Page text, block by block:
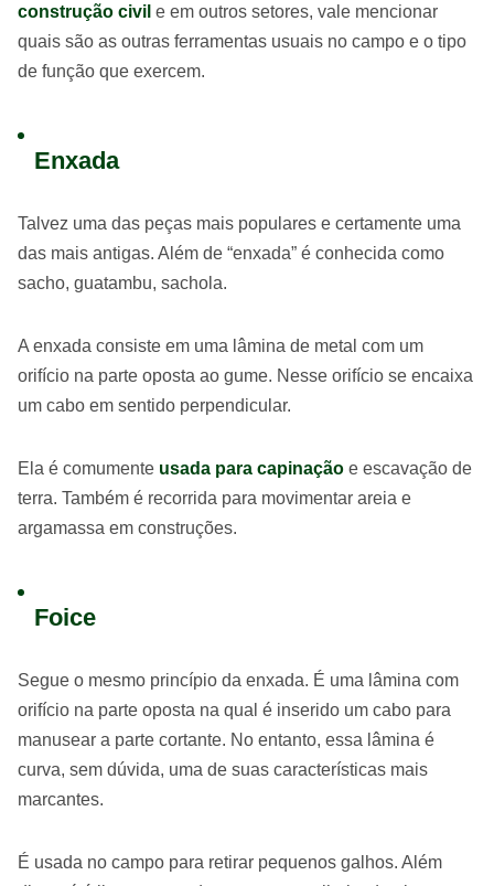
construção civil e em outros setores, vale mencionar
quais são as outras ferramentas usuais no campo e o tipo
de função que exercem.
Enxada
Talvez uma das peças mais populares e certamente uma
das mais antigas. Além de “enxada” é conhecida como
sacho, guatambu, sachola.
A enxada consiste em uma lâmina de metal com um
orifício na parte oposta ao gume. Nesse orifício se encaixa
um cabo em sentido perpendicular.
Ela é comumente usada para capinação e escavação de
terra. Também é recorrida para movimentar areia e
argamassa em construções.
Foice
Segue o mesmo princípio da enxada. É uma lâmina com
orifício na parte oposta na qual é inserido um cabo para
manusear a parte cortante. No entanto, essa lâmina é
curva, sem dúvida, uma de suas características mais
marcantes.
É usada no campo para retirar pequenos galhos. Além